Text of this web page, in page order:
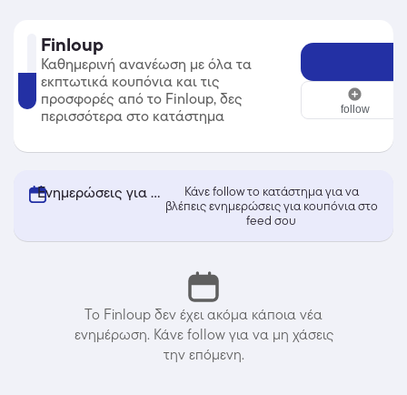
Finloup
Finloup
Καθημερινή ανανέωση με όλα τα
εκπτωτικά κουπόνια και τις
προσφορές από το Finloup, δες
περισσότερα στο κατάστημα
follow
Ενημερώσεις για κουπόνια από Finloup
Κάνε follow το κατάστημα για να
βλέπεις ενημερώσεις για κουπόνια στο
feed σου
Το Finloup δεν έχει ακόμα κάποια νέα
ενημέρωση. Κάνε follow για να μη χάσεις
την επόμενη.